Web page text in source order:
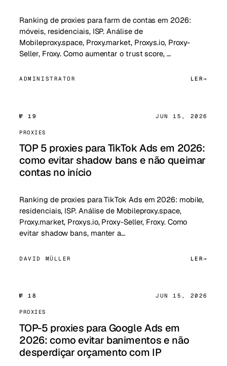
Ranking de proxies para farm de contas em 2026:
móveis, residenciais, ISP. Análise de
Mobileproxy.space, Proxy.market, Proxys.io, Proxy-
Seller, Froxy. Como aumentar o trust score, …
ADMINISTRATOR LER
№ 19 JUN 15, 2026
PROXIES
TOP 5 proxies para TikTok Ads em 2026:
como evitar shadow bans e não queimar
contas no início
Ranking de proxies para TikTok Ads em 2026: mobile,
residenciais, ISP. Análise de Mobileproxy.space,
Proxy.market, Proxys.io, Proxy-Seller, Froxy. Como
evitar shadow bans, manter a…
DAVID MÜLLER LER
№ 18 JUN 15, 2026
PROXIES
TOP-5 proxies para Google Ads em
2026: como evitar banimentos e não
desperdiçar orçamento com IP